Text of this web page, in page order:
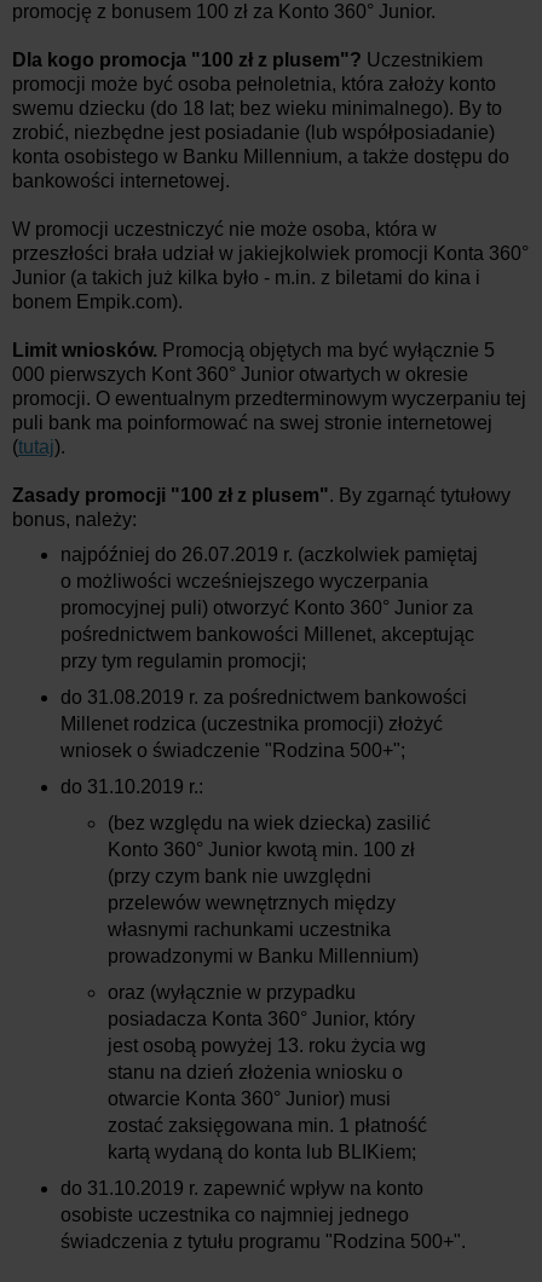
promocję z bonusem 100 zł za Konto 360° Junior.
Dla kogo promocja "100 zł z plusem"? Uczestnikiem
promocji może być osoba pełnoletnia, która założy konto
swemu dziecku (do 18 lat; bez wieku minimalnego). By to
zrobić, niezbędne jest posiadanie (lub współposiadanie)
konta osobistego w Banku Millennium, a także dostępu do
bankowości internetowej.
W promocji uczestniczyć nie może osoba, która w
przeszłości brała udział w jakiejkolwiek promocji Konta 360°
Junior (a takich już kilka było - m.in. z biletami do kina i
bonem Empik.com).
Limit wniosków. Promocją objętych ma być wyłącznie 5
000 pierwszych Kont 360° Junior otwartych w okresie
promocji. O ewentualnym przedterminowym wyczerpaniu tej
puli bank ma poinformować na swej stronie internetowej
(tutaj).
Zasady promocji "100 zł z plusem". By zgarnąć tytułowy
bonus, należy:
najpóźniej do 26.07.2019 r. (aczkolwiek pamiętaj
o możliwości wcześniejszego wyczerpania
promocyjnej puli) otworzyć Konto 360° Junior za
pośrednictwem bankowości Millenet, akceptując
przy tym regulamin promocji;
do 31.08.2019 r. za pośrednictwem bankowości
Millenet rodzica (uczestnika promocji) złożyć
wniosek o świadczenie "Rodzina 500+";
do 31.10.2019 r.:
(bez względu na wiek dziecka) zasilić
Konto 360° Junior kwotą min. 100 zł
(przy czym bank nie uwzględni
przelewów wewnętrznych między
własnymi rachunkami uczestnika
prowadzonymi w Banku Millennium)
oraz (wyłącznie w przypadku
posiadacza Konta 360° Junior, który
jest osobą powyżej 13. roku życia wg
stanu na dzień złożenia wniosku o
otwarcie Konta 360° Junior) musi
zostać zaksięgowana min. 1 płatność
kartą wydaną do konta lub BLIKiem;
do 31.10.2019 r. zapewnić wpływ na konto
osobiste uczestnika co najmniej jednego
świadczenia z tytułu programu "Rodzina 500+".